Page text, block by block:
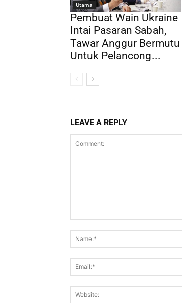
Utama
Pembuat Wain Ukraine
Intai Pasaran Sabah,
Tawar Anggur Bermutu
Untuk Pelancong...
LEAVE A REPLY